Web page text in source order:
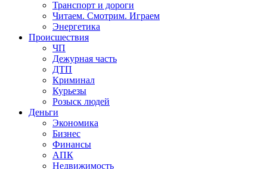
Транспорт и дороги
Читаем. Смотрим. Играем
Энергетика
Происшествия
ЧП
Дежурная часть
ДТП
Криминал
Курьезы
Розыск людей
Деньги
Экономика
Бизнес
Финансы
АПК
Недвижимость